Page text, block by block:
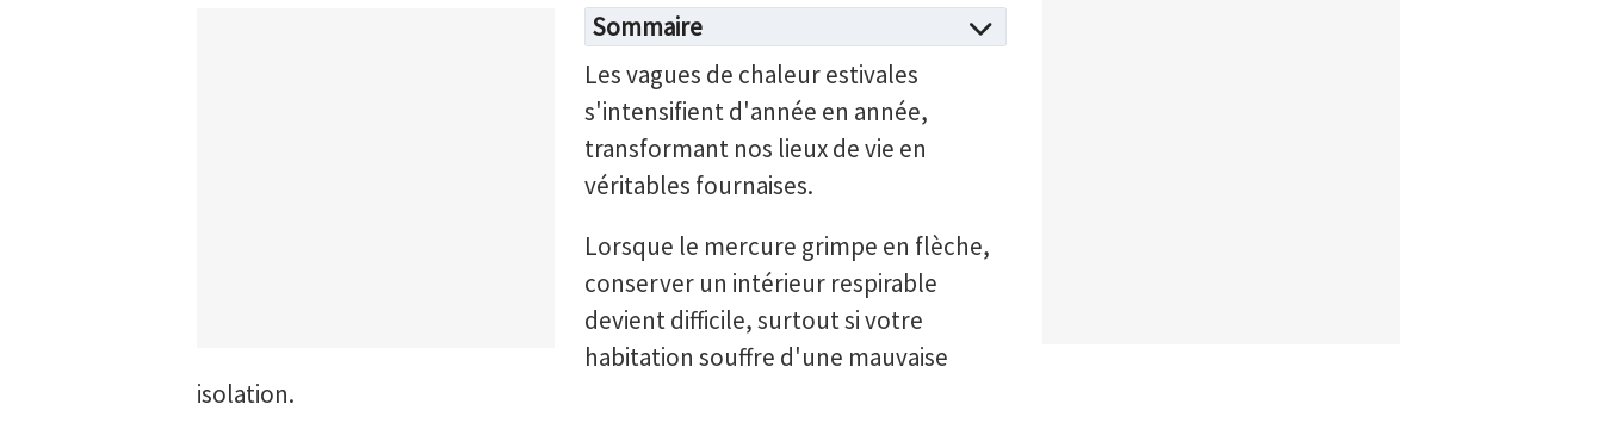
Sommaire
Les vagues de chaleur estivales
s'intensifient d'année en année,
transformant nos lieux de vie en
véritables fournaises.
Lorsque le mercure grimpe en flèche,
conserver un intérieur respirable
devient difficile, surtout si votre
habitation souffre d'une mauvaise
isolation.